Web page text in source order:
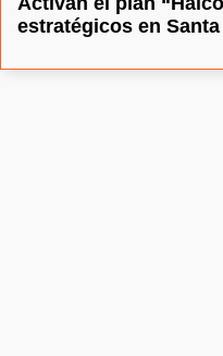
estratégicos en